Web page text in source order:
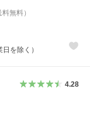
無料）
を除く）
4.28